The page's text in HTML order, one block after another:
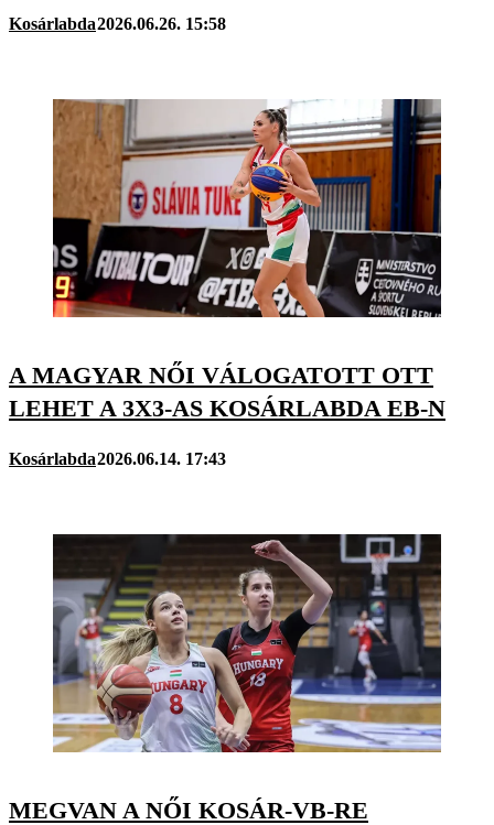
Kosárlabda2026.06.26. 15:58
A MAGYAR NŐI VÁLOGATOTT OTT
LEHET A 3X3-AS KOSÁRLABDA EB-N
Kosárlabda2026.06.14. 17:43
MEGVAN A NŐI KOSÁR-VB-RE